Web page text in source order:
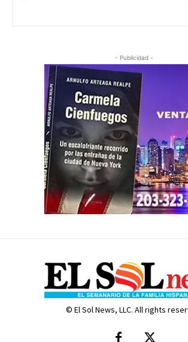
- Publicidad -
© El Sol News, LLC. All rights